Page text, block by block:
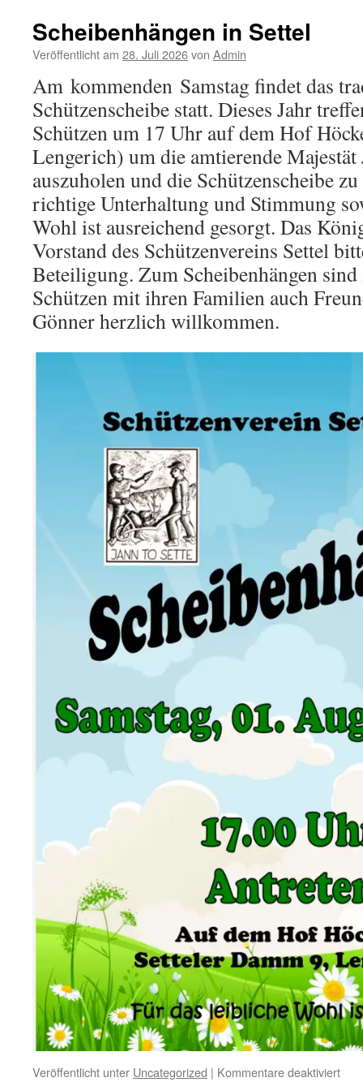
Scheibenhängen in Settel
Veröffentlicht am 28. Juli 2026von Admin
Am kommenden Samstag findet das
Schützenscheibe statt. Dieses Jahr
Schützen um 17 Uhr auf dem Hof
Lengerich) um die amtierende Majestät
auszuholen und die Schützenscheibe
richtige Unterhaltung und Stimmung
Wohl ist ausreichend gesorgt. Das
Vorstand des Schützenvereins Settel
Beteiligung. Zum Scheibenhängen sind
Schützen mit ihren Familien auch
Gönner herzlich willkommen.
Veröffentlicht unter Uncategorized | Kommentare deaktiviertfür